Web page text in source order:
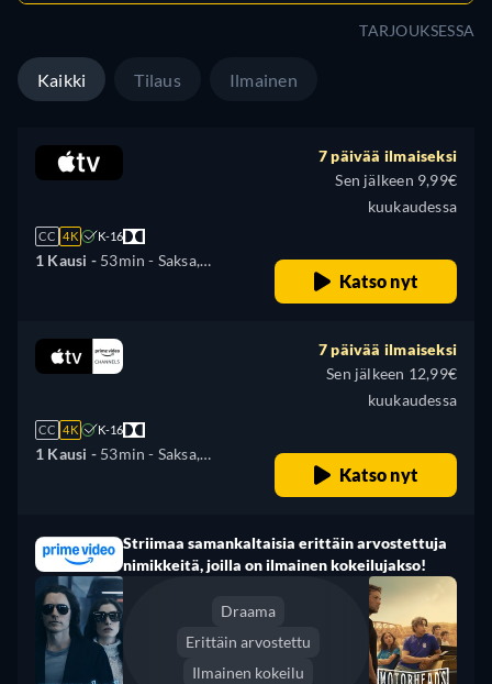
TARJOUKSESSA
Kaikki Tilaus Ilmainen
CC 4K K-16
1 Kausi - 53min - Saksa,
Venäjä
7 päivää ilmaiseksi
Sen jälkeen 9,99€
kuukaudessa
Katso nyt
CC 4K K-16
1 Kausi - 53min - Saksa,
Venäjä
7 päivää ilmaiseksi
Sen jälkeen 12,99€
kuukaudessa
Katso nyt
Striimaa samankaltaisia erittäin arvostettuja
nimikkeitä, joilla on ilmainen kokeilujakso!
Draama
Erittäin arvostettu
Ilmainen kokeilu